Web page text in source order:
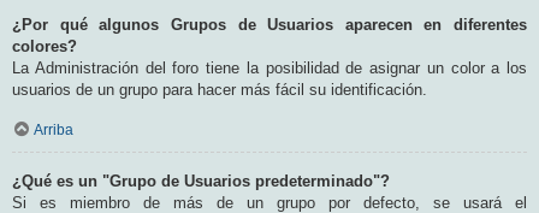
¿Por qué algunos Grupos de Usuarios aparecen en diferentes
colores?
La Administración del foro tiene la posibilidad de asignar un color a los
usuarios de un grupo para hacer más fácil su identificación.
Arriba
¿Qué es un "Grupo de Usuarios predeterminado"?
Si es miembro de más de un grupo por defecto, se usará el